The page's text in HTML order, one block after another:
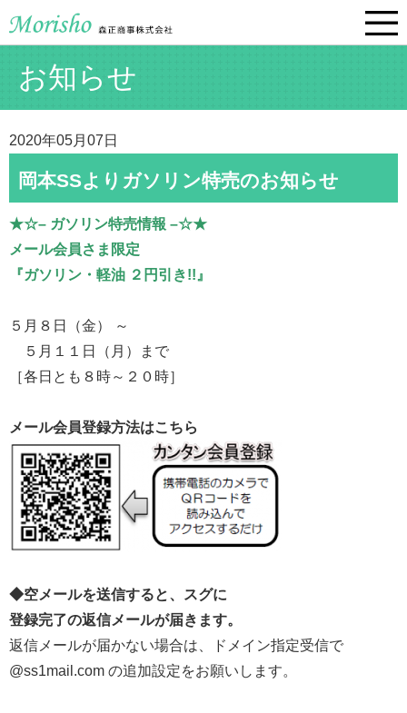
お知らせ
2020年05月07日
岡本SSよりガソリン特売のお知らせ
★☆– ガソリン特売情報 –☆★
メール会員さま限定
『ガソリン・軽油 ２円引き!!』
５月８日（金） ～
５月１１日（月）まで
［各日とも８時～２０時］
メール会員登録方法はこちら
◆空メールを送信すると、スグに
登録完了の返信メールが届きます。
返信メールが届かない場合は、ドメイン指定受信で
@ss1mail.com の追加設定をお願いします。